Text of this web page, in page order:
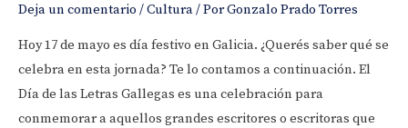
Deja un comentario /Cultura/ PorGonzalo Prado Torres
Hoy 17 de mayo es día festivo en Galicia. ¿Querés saber qué se
celebra en esta jornada? Te lo contamos a continuación. El
Día de las Letras Gallegas es una celebración para
conmemorar a aquellos grandes escritores o escritoras que